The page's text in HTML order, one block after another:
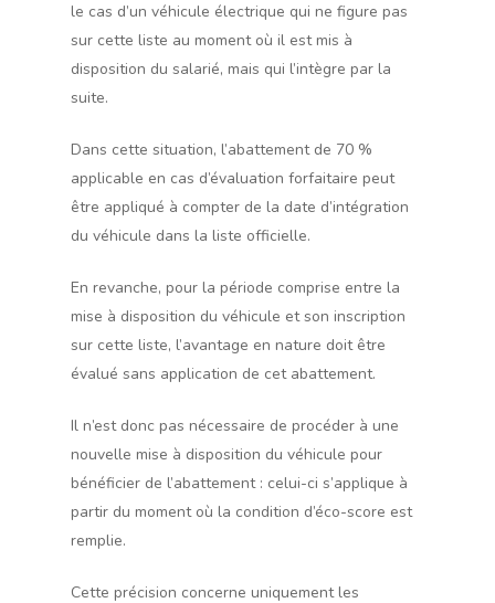
le cas d’un véhicule électrique qui ne figure pas
sur cette liste au moment où il est mis à
disposition du salarié, mais qui l’intègre par la
suite.
Dans cette situation, l’abattement de 70 %
applicable en cas d’évaluation forfaitaire peut
être appliqué à compter de la date d’intégration
du véhicule dans la liste officielle.
En revanche, pour la période comprise entre la
mise à disposition du véhicule et son inscription
sur cette liste, l’avantage en nature doit être
évalué sans application de cet abattement.
Il n’est donc pas nécessaire de procéder à une
nouvelle mise à disposition du véhicule pour
bénéficier de l’abattement : celui-ci s’applique à
partir du moment où la condition d’éco-score est
remplie.
Cette précision concerne uniquement les